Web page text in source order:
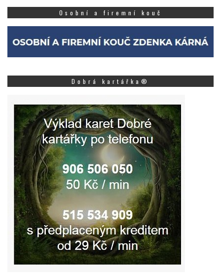
Osobní a firemní kouč
Dobrá kartářka®